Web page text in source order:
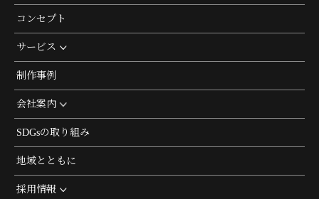
コンセプト
サービス
制作事例
会社案内
SDGsの取り組み
地域とともに
採用情報